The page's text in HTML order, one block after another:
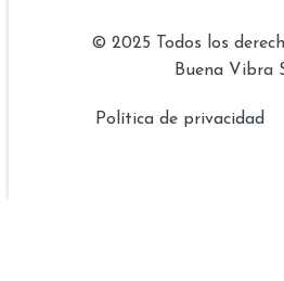
© 2025 Todos los
Buena Vibra
Política de privacidad